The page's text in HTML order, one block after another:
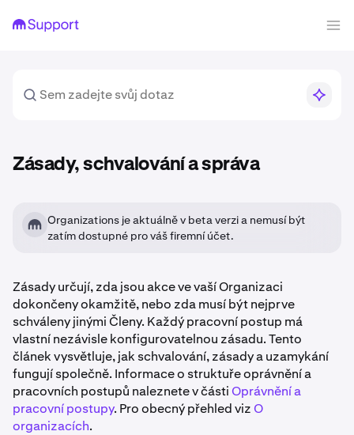
Zásady, schvalování a správa
Organizations je aktuálně v beta verzi a nemusí být
zatím dostupné pro váš firemní účet.
Zásady určují, zda jsou akce ve vaší Organizaci
dokončeny okamžitě, nebo zda musí být nejprve
schváleny jinými Členy. Každý pracovní postup má
vlastní nezávisle konfigurovatelnou zásadu. Tento
článek vysvětluje, jak schvalování, zásady a uzamykání
fungují společně. Informace o struktuře oprávnění a
pracovních postupů naleznete v části Oprávnění a
pracovní postupy. Pro obecný přehled viz O
organizacích.